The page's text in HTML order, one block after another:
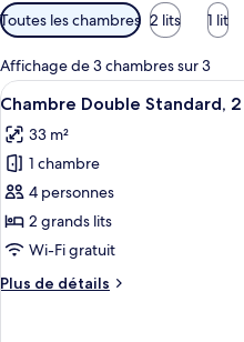
Filtres
disponibles
pour
les
chambres
Toutes les chambres 2 lits 1 lit
Affichage de 3 chambres sur 3
Afficher
toutes
les
photos
pour
ce
type
chambre :
3
Chambre Double Standard,
33 m²
1 chambre
4 personnes
2 grands lits
Wi-Fi gratuit
Plus de détails
Plus